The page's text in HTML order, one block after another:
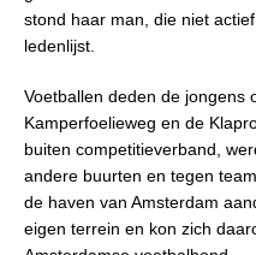
stond haar man, die niet
ledenlijst.
Voetballen deden de jongens
Kamperfoelieweg en de
buiten competitieverband,
andere buurten en tegen
de haven van Amsterdam
eigen terrein en kon zich